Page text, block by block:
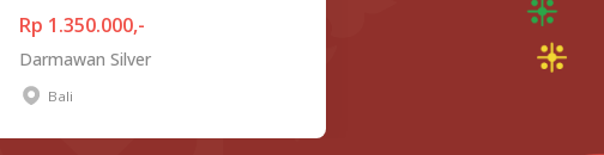
Rp 1.350.000,-
Darmawan Silver
Bali